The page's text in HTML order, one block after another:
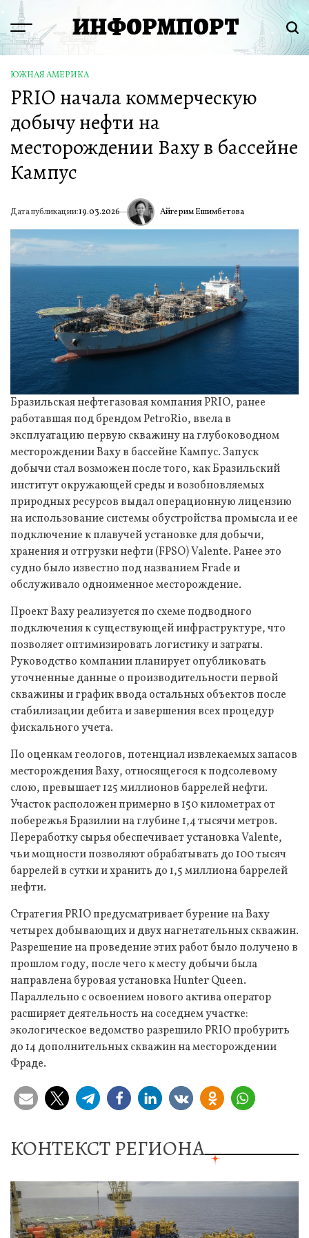
Перейти
содержимому
Menu ИНФОРМПОРТ
ОПУБЛИКОВАНО
В
ЮЖНАЯ АМЕРИКА
PRIO начала коммерческую
добычу нефти на
месторождении Ваху в бассейне
Кампус
Дата публикации:19.03.2026 ИА Айгерим Ешимбетова
Бразильская нефтегазовая компания PRIO, ранее
работавшая под брендом PetroRio, ввела в
эксплуатацию первую скважину на глубоководном
месторождении Ваху в бассейне Кампус. Запуск
добычи стал возможен после того, как Бразильский
институт окружающей среды и возобновляемых
природных ресурсов выдал операционную лицензию
на использование системы обустройства промысла и ее
подключение к плавучей установке для добычи,
хранения и отгрузки нефти (FPSO) Valente. Ранее это
судно было известно под названием Frade и
обслуживало одноименное месторождение.
Проект Ваху реализуется по схеме подводного
подключения к существующей инфраструктуре, что
позволяет оптимизировать логистику и затраты.
Руководство компании планирует опубликовать
уточненные данные о производительности первой
скважины и график ввода остальных объектов после
стабилизации дебита и завершения всех процедур
фискального учета.
По оценкам геологов, потенциал извлекаемых запасов
месторождения Ваху, относящегося к подсолевому
слою, превышает 125 миллионов баррелей нефти.
Участок расположен примерно в 150 километрах от
побережья Бразилии на глубине 1,4 тысячи метров.
Переработку сырья обеспечивает установка Valente,
чьи мощности позволяют обрабатывать до 100 тысяч
баррелей в сутки и хранить до 1,5 миллиона баррелей
нефти.
Стратегия PRIO предусматривает бурение на Ваху
четырех добывающих и двух нагнетательных скважин.
Разрешение на проведение этих работ было получено в
прошлом году, после чего к месту добычи была
направлена буровая установка Hunter Queen.
Параллельно с освоением нового актива оператор
расширяет деятельность на соседнем участке:
экологическое ведомство разрешило PRIO пробурить
до 14 дополнительных скважин на месторождении
Фраде.
КОНТЕКСТ РЕГИОНА